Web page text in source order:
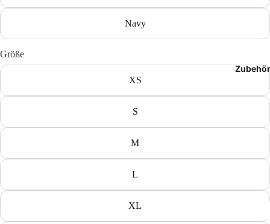
Hosen
Shorts
Zubehör
Navy
Größe
XS
S
M
L
XL